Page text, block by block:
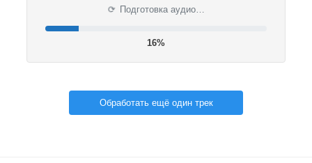
⟳ Подготовка аудио…
16%
Обработать ещё один трек